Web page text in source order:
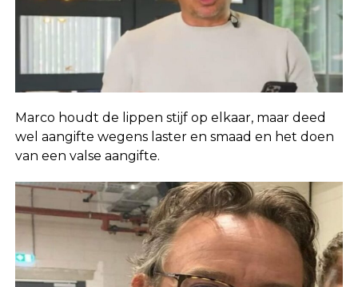
Marco houdt de lippen stijf op elkaar, maar deed
wel aangifte wegens laster en smaad en het doen
van een valse aangifte.